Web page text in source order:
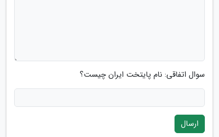
سوال اتفاقی: نام پایتخت ایران چیست؟
ارسال